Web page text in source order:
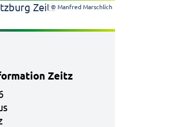
© Manfred Marschlich
Zeitz